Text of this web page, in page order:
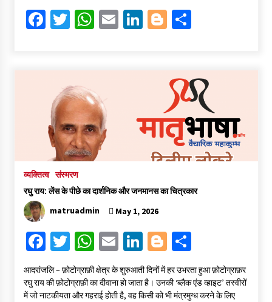
k
p
Fa
o
k
T W
p
p
E Li Bl
er
S
e
व्यक्तित्व संस्मरण
रघु राय: लेंस के पीछे का दार्शनिक और जनमानस का चित्रकार
matruadmin
May 1, 2026
Fa
ce
b
T
wi
tt
W
h
at
E
ai
Li
n
ke
Bl
gg
S
ar
आदरांजलि – फ़ोटोग्राफ़ी क्षेत्र के शुरुआती दिनों में हर उभरता हुआ फ़ोटोग्राफ़र
रघु राय की फ़ोटोग्राफ़ी का दीवाना हो जाता है। उनकी ‘ब्लैक एंड व्हाइट’ तस्वीरों
में जो नाटकीयता और गहराई होती है, वह किसी को भी मंत्रमुग्ध करने के लिए